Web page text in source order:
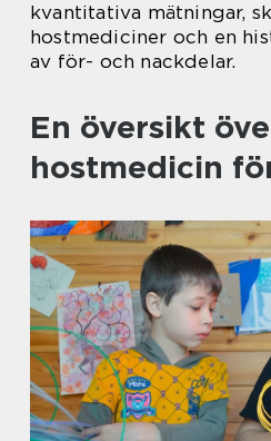
kvantitativa mätningar,
hostmediciner och en
av för- och nackdelar.
En översikt
hostmedicin